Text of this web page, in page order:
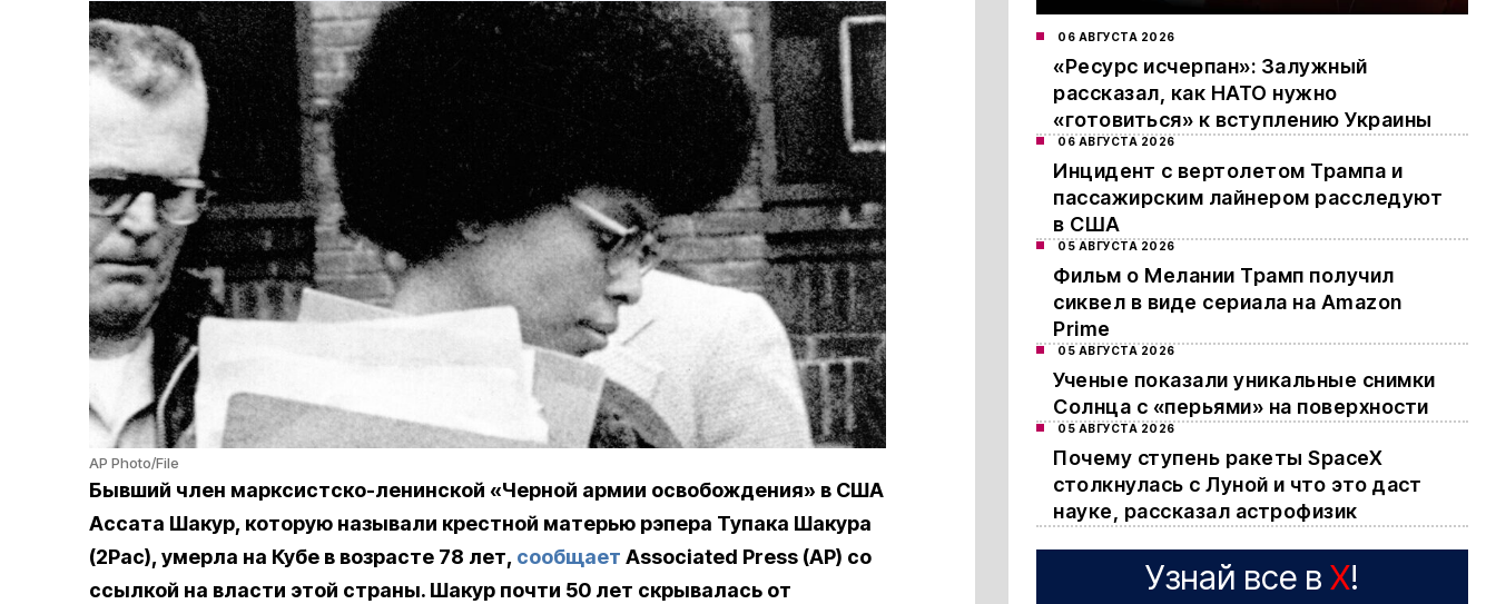
AP Photo/File
Бывший член марксистско-ленинской «Черной армии освобождения» в США
Ассата Шакур, которую называли крестной матерью рэпера Тупака Шакура
(2Pac), умерла на Кубе в возрасте 78 лет, сообщает Associated Press (AP) со
ссылкой на власти этой страны. Шакур почти 50 лет скрывалась от
06 АВГУСТА 2026
«Ресурс исчерпан»: Залужный
рассказал, как НАТО нужно
«готовиться» к вступлению Украины
06 АВГУСТА 2026
Инцидент с вертолетом Трампа и
пассажирским лайнером расследуют
в США
05 АВГУСТА 2026
Фильм о Мелании Трамп получил
сиквел в виде сериала на Amazon
Prime
05 АВГУСТА 2026
Ученые показали уникальные снимки
Солнца с «перьями» на поверхности
05 АВГУСТА 2026
Почему ступень ракеты SpaceX
столкнулась с Луной и что это даст
науке, рассказал астрофизик
Узнай все в X!